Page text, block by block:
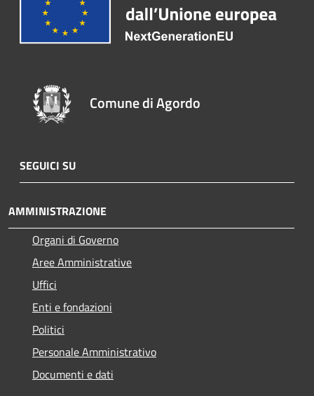
Comune di Agordo
SEGUICI SU
AMMINISTRAZIONE
Organi di Governo
Aree Amministrative
Uffici
Enti e fondazioni
Politici
Personale Amministrativo
Documenti e dati